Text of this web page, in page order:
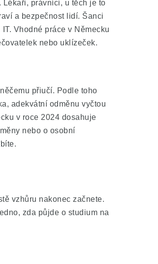
právníci, u těch je to
a bezpečnost lidí. Šanci
Vhodné práce v Německu
nebo uklízeček.
přiučí. Podle toho
adekvátní odměnu vyčtou
v roce 2024 dosahuje
nebo o osobní
vzhůru nakonec začnete.
zda půjde o studium na